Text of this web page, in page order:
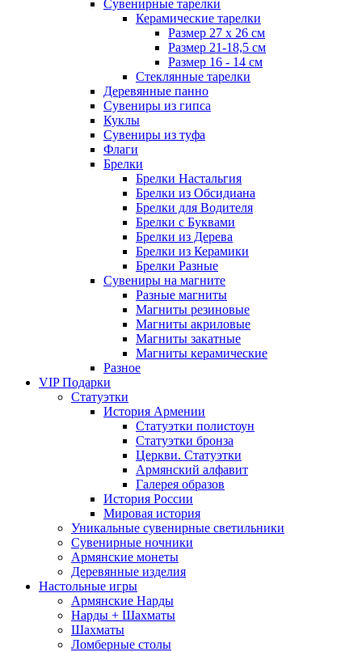
Сувенирные тарелки
Керамические тарелки
Размер 27 х 26 см
Размер 21-18,5 см
Размер 16 - 14 см
Стеклянные тарелки
Деревянные панно
Сувениры из гипса
Куклы
Сувениры из туфа
Флаги
Брелки
Брелки Настальгия
Брелки из Обсидиана
Брелки для Водителя
Брелки с Буквами
Брелки из Дерева
Брелки из Керамики
Брелки Разные
Сувениры на магните
Разные магниты
Магниты резиновые
Магниты акриловые
Магниты закатные
Магниты керамические
Разное
VIP Подарки
Статуэтки
История Армении
Статуэтки полистоун
Статуэтки бронза
Церкви. Статуэтки
Армянский алфавит
Галерея образов
История России
Мировая история
Уникальные сувенирные светильники
Сувенирные ночники
Армянские монеты
Деревянные изделия
Настольные игры
Армянские Нарды
Нарды + Шахматы
Шахматы
Ломберные столы